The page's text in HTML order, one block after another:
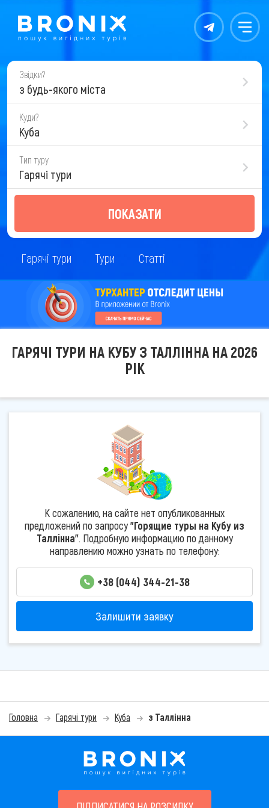
Контакты Меню
Звідки?
з будь-якого міста
Куди?
Куба
Тип туру
Гарячі тури
ПОКАЗАТИ
Гарячі тури Тури Статті
ГАРЯЧІ ТУРИ НА КУБУ З ТАЛЛІННА НА 2026
РІК
К сожалению, на сайте нет опубликованных
предложений по запросу"Горящие туры на Кубу из
Таллінна". Подробную информацию по данному
направлению можно узнать по телефону:
+38 (044) 344-21-38
Залишити заявку
Головна Гарячі тури Куба з Таллінна